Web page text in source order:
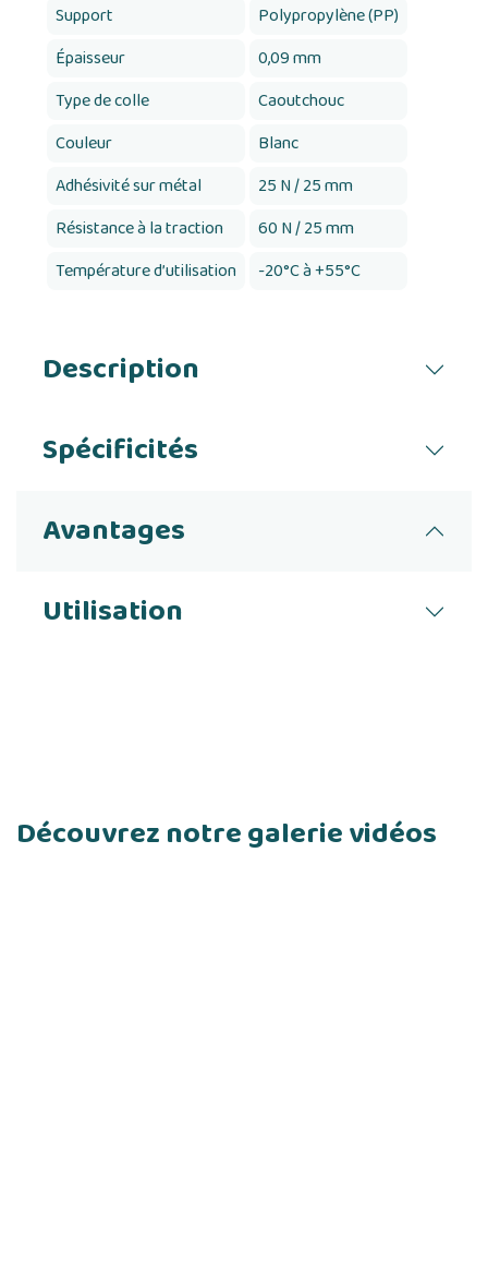
Support
Polypropylène (PP)
Épaisseur
0,09 mm
Type de colle
Caoutchouc
Couleur
Blanc
Adhésivité sur métal
25 N / 25 mm
Résistance à la traction
60 N / 25 mm
Température d’utilisation
-20°C à +55°C
Description
Spécificités
Avantages
Utilisation
Découvrez notre galerie vidéos